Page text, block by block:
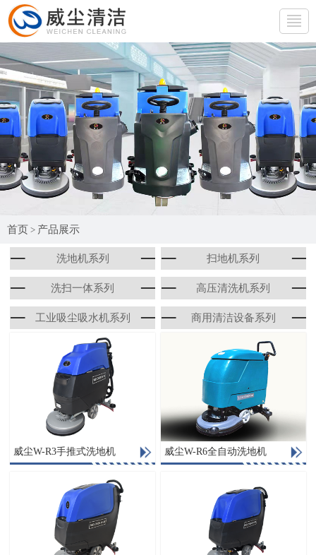
网站首页
产品展示
行业应用
产品百科
生产厂房
联系我们
首页 > 产品展示
洗地机系列 扫地机系列
洗扫一体系列 高压清洗机系列
工业吸尘吸水机系列 商用清洁设备系列
威尘W-R3手推式洗地机 威尘W-R6全自动洗地机